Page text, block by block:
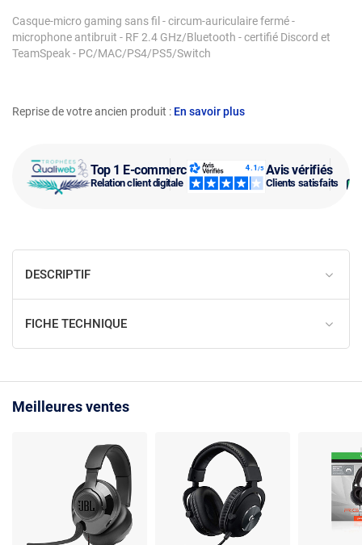
Top 1 E-commerce
Relation client digitale
Avis vérifiés
Clients satisfaits
Reprise de votre ancien produit : En savoir plus
Casque-micro gaming sans fil - circum-auriculaire fermé -
microphone antibruit - RF 2.4 GHz/Bluetooth - certifié Discord et
TeamSpeak - PC/MAC/PS4/PS5/Switch
DESCRIPTIF
FICHE TECHNIQUE
Meilleures ventes